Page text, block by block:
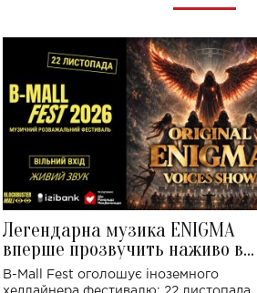
Легендарна музика ENIGMA
вперше прозвучить наживо в
Україні: де відбудеться концерт
B-Mall Fest оголошує іноземного